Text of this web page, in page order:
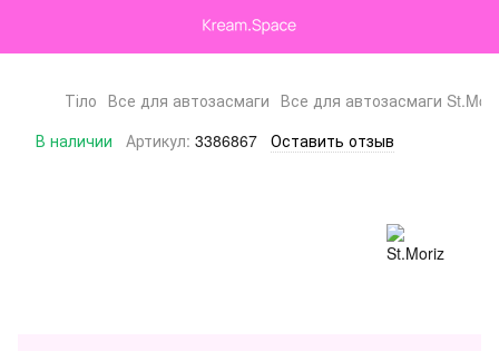
Тіло Все для автозасмаги Все для автозасмаги
В наличии
Артикул: 3386867 Оставить отзыв